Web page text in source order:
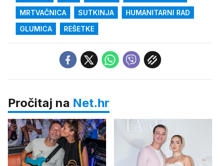
MRTVAČNICA
SUTKINJA
HUMANITARNI RAD
GLUMICA
REŠETKE
Pročitaj na Net.hr